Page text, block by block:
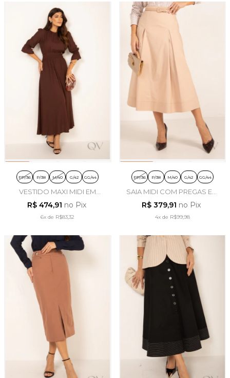
PP/36 P/38 M/40 G/42 GG/44
VESTIDO MAXI MIDI EM
VISCOSE MARROM -
LEKAZIS
R$ 474,91 no Pix
6x de R$83,32
PP/36 P/38 M/40 G/42 GG/44
SAIA MIDI COM PREGAS EM
TRICOLINE NUDE - LEKAZIS
R$ 379,91 no Pix
4xde R$99,98